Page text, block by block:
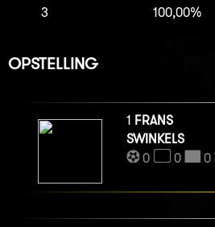
3
100,00%
OPSTELLING
1 FRANS
SWINKELS
0
0 0